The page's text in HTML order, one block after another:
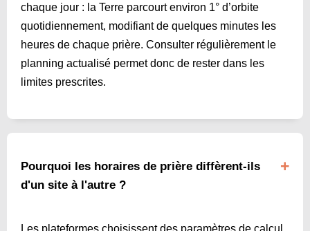
chaque jour : la Terre parcourt environ 1° d’orbite
quotidiennement, modifiant de quelques minutes les
heures de chaque prière. Consulter régulièrement le
planning actualisé permet donc de rester dans les
limites prescrites.
Pourquoi les horaires de prière diffèrent-ils
d'un site à l'autre ?
Les plateformes choisissent des paramètres de calcul